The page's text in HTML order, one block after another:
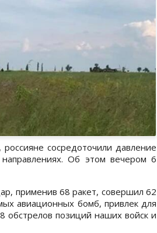
сосредоточили давление
Об этом вечером 6
применив 68 ракет, совершил 62
авиационных бомб, привлек для
обстрелов позиций наших войск и